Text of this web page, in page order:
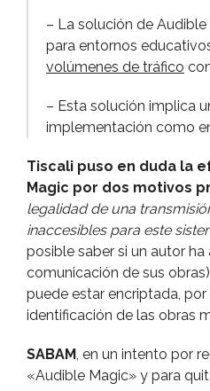
– La solución de
para entornos
volúmenes de tráfico
– Esta solución implica
implementación como
Tiscali puso en duda la
Magic por dos motivos
legalidad de una
inaccesibles para este
posible saber si un autor
comunicación de sus
puede estar encriptada,
identificación de las obras
SABAM, en un intento por
«Audible Magic» y para